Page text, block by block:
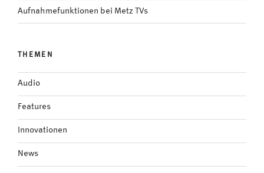
Aufnahmefunktionen bei Metz TVs
THEMEN
Audio
Features
Innovationen
News